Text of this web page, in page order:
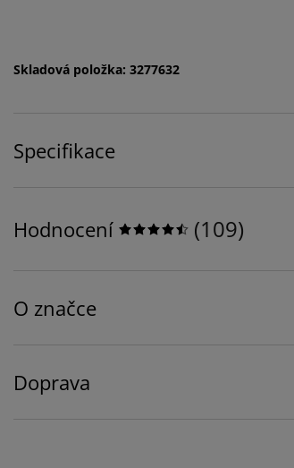
Skladová položka: 3277632
Specifikace
Hodnocení (109)
O značce
Doprava